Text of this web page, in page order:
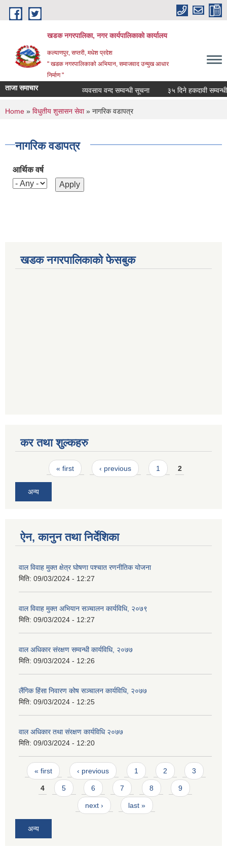
Skip to main content
खडक नगरपालिका, नगर कार्यपालिकाकाे कार्यालय
कल्याणपुर, सप्तरी, मधेश प्रदेश
" खडक नगरपालिकाको अभियान, समाजवाद उन्मुख आधार
निर्माण "
ताजा समाचार व्यवसाय वन्द सम्वन्धी सूचना ३५ दिने हकदावी सम्वन्धी
You are here
Home » विधुतीय शुसासन सेवा» नागरिक वडापत्र
नागरिक वडापत्र
आर्थिक वर्ष
खडक नगरपालिकाको फेसबुक
कर तथा शुल्कहरु
Pages« first ‹ previous 1 2
अन्य
ऐन, कानुन तथा निर्देशिका
वाल विवाह मुक्त क्षेत्र घोषणा पश्चात रणनीतिक योजना
मिति: 09/03/2024 - 12:27
वाल विवाह मुक्त अभियान सञ्चालन कार्यविधि, २०७९
मिति: 09/03/2024 - 12:27
वाल अधिकार संरक्षण सम्वन्धी कार्यविधि, २०७७
मिति: 09/03/2024 - 12:26
लैंगिक हिंसा निवारण कोष सञ्चालन कार्यविधि, २०७७
मिति: 09/03/2024 - 12:25
वाल अधिकार तथा संरक्षण कार्यविधि २०७७
मिति: 09/03/2024 - 12:20
Pages
« first ‹ previous 1 2 3
4 5 6 7 8 9
next › last »
अन्य